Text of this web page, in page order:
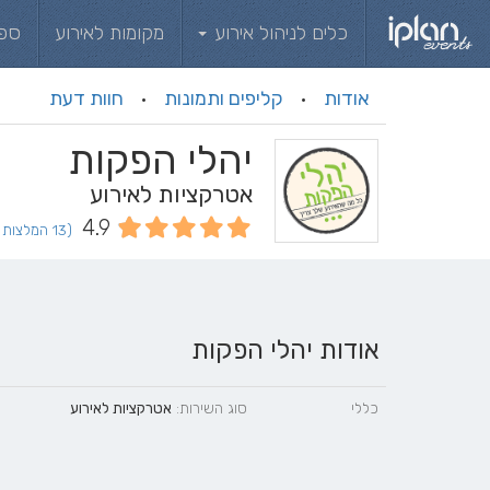
כלים לניהול אירוע מקומות לאירוע
אודות · קליפים ותמונות · חוות דעת
יהלי הפקות
אטרקציות לאירוע
4.9 (13 המלצות וחוות דעת)
אודות יהלי הפקות
כללי סוג השירות: אטרקציות לאירוע